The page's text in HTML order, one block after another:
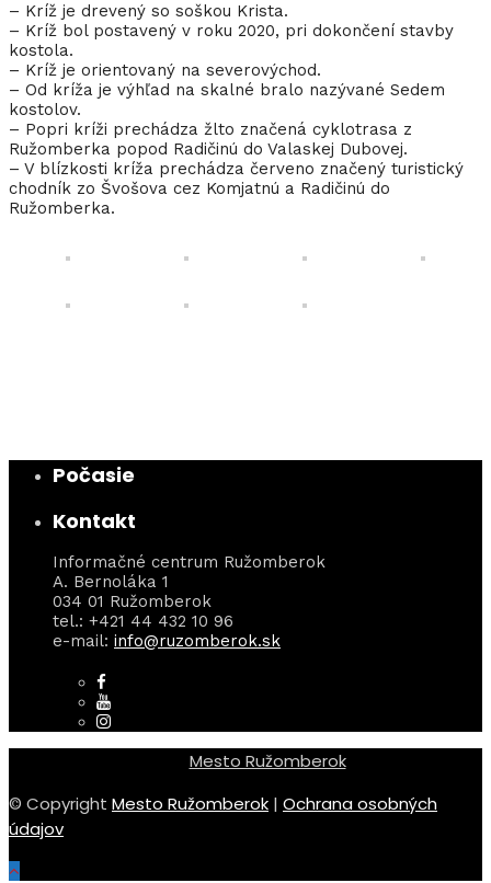
– Kríž je drevený so soškou Krista.
– Kríž bol postavený v roku 2020, pri dokončení stavby
kostola.
– Kríž je orientovaný na severovýchod.
– Od kríža je výhľad na skalné bralo nazývané Sedem
kostolov.
– Popri kríži prechádza žlto značená cyklotrasa z
Ružomberka popod Radičinú do Valaskej Dubovej.
– V blízkosti kríža prechádza červeno značený turistický
chodník zo Švošova cez Komjatnú a Radičinú do
Ružomberka.
Počasie
Kontakt
Informačné centrum Ružomberok
A. Bernoláka 1
034 01 Ružomberok
tel.: +421 44 432 10 96
e-mail: info@ruzomberok.sk
Mesto Ružomberok
© Copyright Mesto Ružomberok | Ochrana osobných
údajov